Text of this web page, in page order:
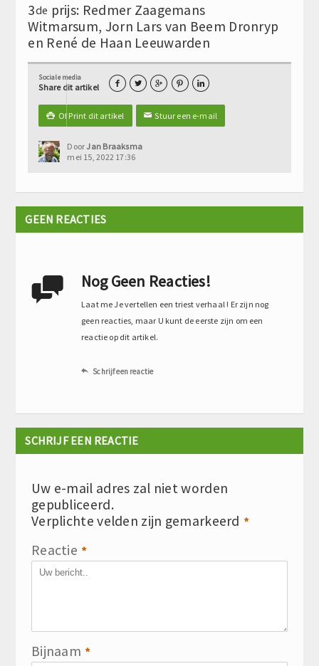
3de prijs: Redmer Zaagemans
Witmarsum, Jorn Lars van Beem Dronryp
en René de Haan Leeuwarden
Sociale media
Share dit artikel     
 Of Print dit artikel ✉Stuur een e-mail
DoorJan Braaksma
mei 15, 2022 17:36
GEEN REACTIES
 Nog Geen Reacties!
Laat me Je vertellen een triest verhaal ! Er zijn nog
geen reacties, maar U kunt de eerste zijn om een
reactie op dit artikel.
 Schrijf een reactie
SCHRIJF EEN REACTIE
Uw e-mail adres zal niet worden
gepubliceerd.
Verplichte velden zijn gemarkeerd *
Reactie *
Bijnaam *